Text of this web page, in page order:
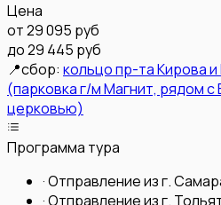
Цена
от29 095 руб
до 29 445 руб
📍сбор: кольцо пр-та Кирова
(парковка г/м Магнит, рядом
церковью)
Программа тура
·Отправление из г.
·Отправление из г.